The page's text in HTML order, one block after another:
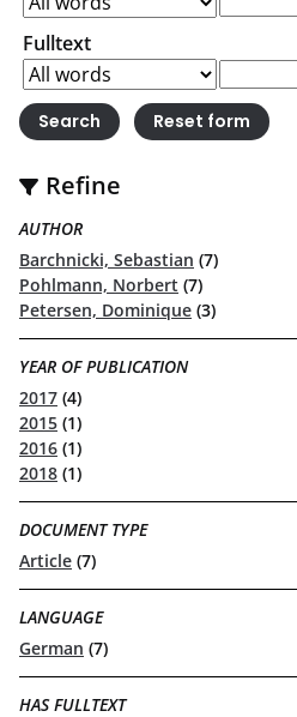
Fulltext
Refine
AUTHOR
Barchnicki, Sebastian (7)
Pohlmann, Norbert (7)
Petersen, Dominique (3)
YEAR OF PUBLICATION
2017 (4)
2015 (1)
2016 (1)
2018 (1)
DOCUMENT TYPE
Article (7)
LANGUAGE
German (7)
HAS FULLTEXT